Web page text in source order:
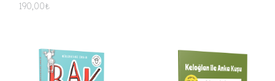
190,00₺